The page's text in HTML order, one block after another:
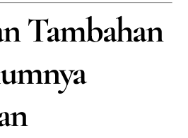
Tambahan